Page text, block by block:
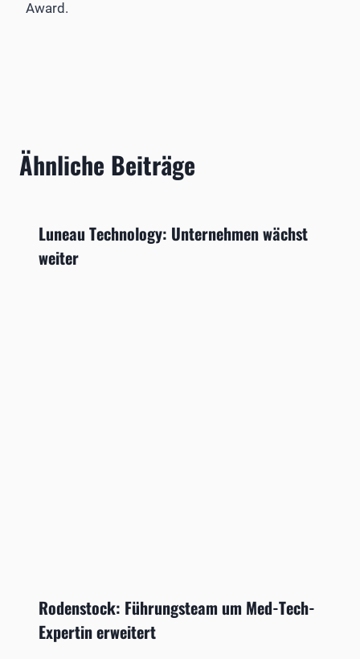
Award.
Ähnliche Beiträge
Luneau Technology: Unternehmen wächst
weiter
Rodenstock: Führungsteam um Med-Tech-
Expertin erweitert